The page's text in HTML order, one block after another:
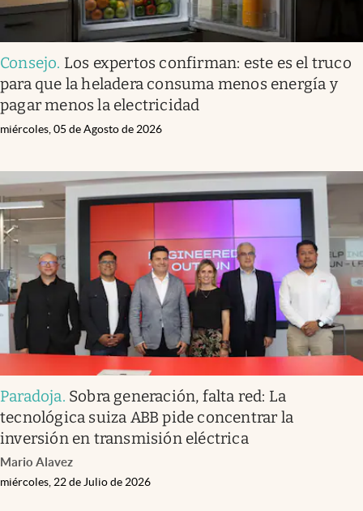
Consejo. Los expertos confirman: este es el truco
para que la heladera consuma menos energía y
pagar menos la electricidad
miércoles, 05 de Agosto de 2026
Paradoja. Sobra generación, falta red: La
tecnológica suiza ABB pide concentrar la
inversión en transmisión eléctrica
Mario Alavez
miércoles, 22 de Julio de 2026